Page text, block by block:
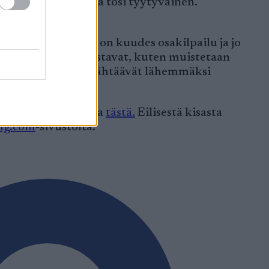
ja olen kyllä tosi tyytyväinen.
kun vuorossa on kuudes osakilpailu ja jo
olla varsin haastavat, kuten muistetaan
suomalaiset tähtäävät lähemmäksi
voit katsoa tästä. Eilisestä kisasta
-sivustolta.